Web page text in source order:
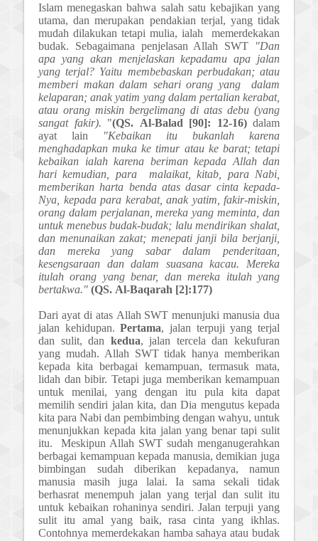
Islam menegaskan bahwa salah satu kebajikan yang
utama,danmerupakan pendakian terjal, yang tidak
mudah dilakukan tetapi mulia, ialah memerdekakan
budak. Sebagaimana penjelasan Allah SWT
"Dan
apa yang akan menjelaskan kepadamu apa jalan
yang terjal? Yaitu membebaskan perbudakan; atau
memberi makan dalam sehari orang yang dalam
kelaparan; anak yatim yang dalam pertalian kerabat,
atau orang miskin bergelimang di atas debu (yang
sangat fakir). "(QS. Al-Balad [90]: 12-16)dalam
ayat lain
"Kebaikan itu bukanlah karena
menghadapkan muka ke timur atau ke barat; tetapi
kebaikan ialah karena beriman kepada Allah dan
hari kemudian, para malaikat, kitab, para Nabi,
memberikan harta benda atas dasar cinta kepada-
Nya, kepada para kerabat, anak yatim, fakir-miskin,
orang dalam perjalanan, mereka yang meminta, dan
untuk menebus budak-budak; lalu mendirikan shalat,
dan menunaikan zakat; menepati janji bila berjanji,
dan mereka yang sabar dalam penderitaan,
kesengsaraan dan dalam suasana kacau. Mereka
itulah orang yang benar, dan mereka itulah yang
bertakwa." (QS. Al-Baqarah [2]:177)
Dari ayat di atas Allah SWT menunjuki manusia dua
jalan kehidupan.Pertama, jalan terpuji yang terjal
dan sulit, dan kedua, jalan tercela dan kekufuran
yang mudah. Allah SWT tidak hanya memberikan
kepada kita berbagai kemampuan, termasuk mata,
lidah dan bibir. Tetapi juga memberikan kemampuan
untuk menilai, yang dengan itu pula kita dapat
memilih sendiri jalan kita, dan Dia mengutus kepada
kita para Nabi dan pembimbing dengan wahyu, untuk
menunjukkan kepada kita jalan yang benar tapi sulit
itu. Meskipun Allah SWT sudah menganugerahkan
berbagai kemampuan kepada manusia, demikian juga
bimbingan sudah diberikan kepadanya, namun
manusia masih juga lalai.Ia sama sekali tidak
berhasrat menempuh jalan yang terjal dan sulit itu
untuk kebaikan rohaninya sendiri. Jalan terpuji yang
sulit itu amal yang baik, rasa cinta yang ikhlas.
Contohnya memerdekakan hamba sahaya atau budak